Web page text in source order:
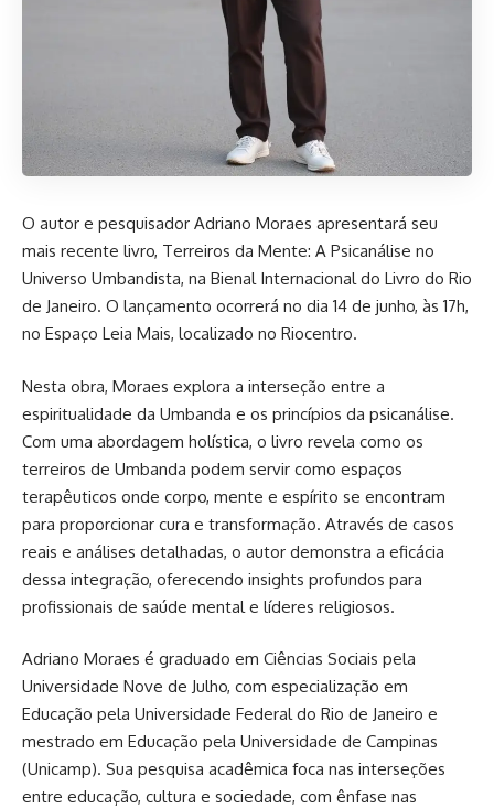
O autor e pesquisador Adriano Moraes apresentará seu
mais recente livro, Terreiros da Mente: A Psicanálise no
Universo Umbandista, na Bienal Internacional do Livro do Rio
de Janeiro. O lançamento ocorrerá no dia 14 de junho, às 17h,
no Espaço Leia Mais, localizado no Riocentro.
Nesta obra, Moraes explora a interseção entre a
espiritualidade da Umbanda e os princípios da psicanálise.
Com uma abordagem holística, o livro revela como os
terreiros de Umbanda podem servir como espaços
terapêuticos onde corpo, mente e espírito se encontram
para proporcionar cura e transformação. Através de casos
reais e análises detalhadas, o autor demonstra a eficácia
dessa integração, oferecendo insights profundos para
profissionais de saúde mental e líderes religiosos.
Adriano Moraes é graduado em Ciências Sociais pela
Universidade Nove de Julho, com especialização em
Educação pela Universidade Federal do Rio de Janeiro e
mestrado em Educação pela Universidade de Campinas
(Unicamp). Sua pesquisa acadêmica foca nas interseções
entre educação, cultura e sociedade, com ênfase nas